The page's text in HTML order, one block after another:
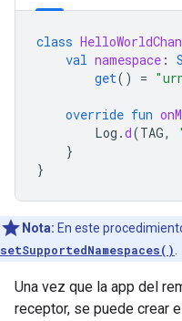
class
val namespace :
get() =
override fun
Log .d(TAG,
}
}
Nota: En este
setSupportedNamespaces()
Una vez que la app del
receptor, se puede crear